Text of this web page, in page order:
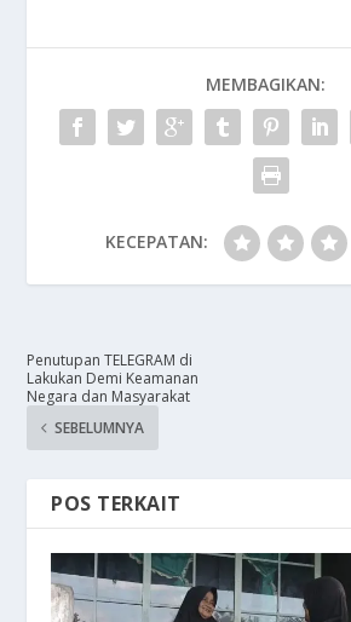
MEMBAGIKAN:
KECEPATAN:
Penutupan TELEGRAM di
Lakukan Demi Keamanan
Negara dan Masyarakat
SEBELUMNYA
POS TERKAIT